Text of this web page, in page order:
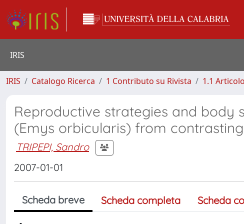
IRIS
IRIS Catalogo Ricerca 1 Contributo su Rivista 1.1
Reproductive strategies and body
(Emys orbicularis) from
TRIPEPI, Sandro
2007-01-01
Scheda breve Scheda completa Scheda